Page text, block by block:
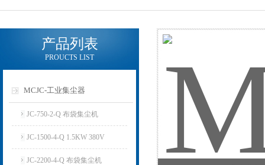
产品列表
PROUCTS LIST
MCJC-工业集尘器
JC-750-2-Q 布袋集尘机
JC-1500-4-Q 1.5KW 380V
JC-2200-4-Q 布袋集尘机